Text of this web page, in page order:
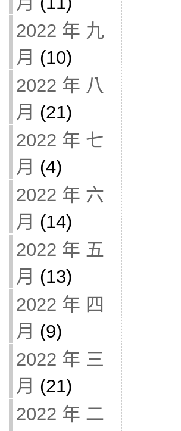
2022 年 九
月 (10)
2022 年 八
月 (21)
2022 年 七
月 (4)
2022 年 六
月 (14)
2022 年 五
月 (13)
2022 年 四
月 (9)
2022 年 三
月 (21)
2022 年 二